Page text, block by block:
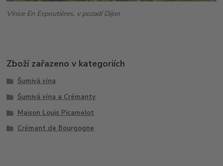
Vinice En Espoutières, v pozadí Dijon
Zboží zařazeno v kategoriích
Šumivá vína
Šumivá vína a Crémanty
Maison Louis Picamelot
Crémant de Bourgogne